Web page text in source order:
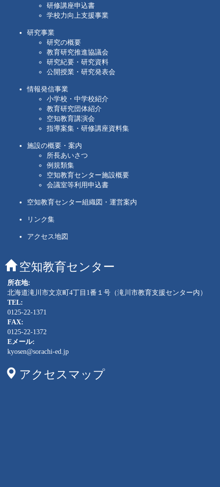
研修講座申込書
学校力向上支援事業
研究事業
研究の概要
教育研究推進協議会
研究紀要・研究資料
公開授業・研究発表会
情報発信事業
小学校・中学校紹介
教育研究団体紹介
空知教育講演会
指導案集・研修講座資料集
施設の概要・案内
所長あいさつ
例規類集
空知教育センター施設概要
会議室等利用申込書
空知教育センター組織図・運営案内
リンク集
アクセス地図
空知教育センター
所在地:
北海道滝川市文京町4丁目1番１号（滝川市教育支援センター内）
TEL:
0125-22-1371
FAX:
0125-22-1372
Eメール:
kyosen@sorachi-ed.jp
アクセスマップ